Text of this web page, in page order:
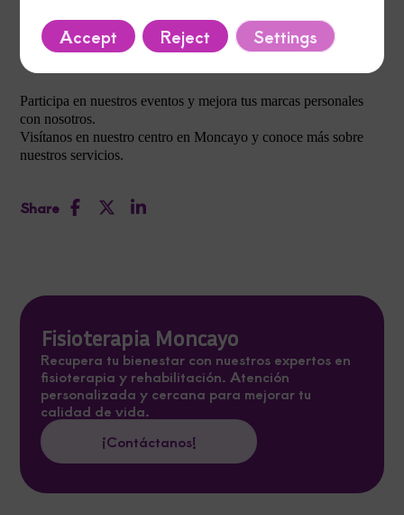
Únete a la comunidad de corredores de
Fisiorunningmoncayo
Participa en nuestros eventos y mejora tus marcas personales
con nosotros.
Visítanos en nuestro centro en Moncayo y conoce más sobre
nuestros servicios.
Share
Fisioterapia Moncayo
Recupera tu bienestar con nuestros expertos en
fisioterapia y rehabilitación. Atención
personalizada y cercana para mejorar tu
calidad de vida.
¡Contáctanos!
Accept Reject Settings